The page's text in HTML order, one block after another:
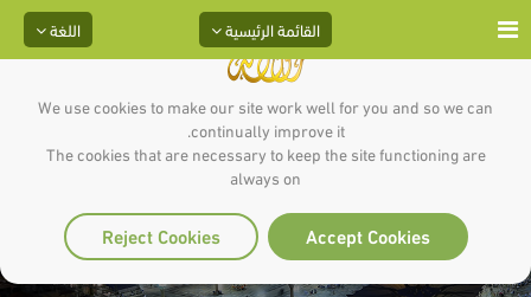
We use cookies to make our site work well for you and so we can
continually improve it.
The cookies that are necessary to keep the site functioning are
always on
Accept Cookies
Reject Cookies
اللغة القائمة الرئيسية
أحمد بن حنبل